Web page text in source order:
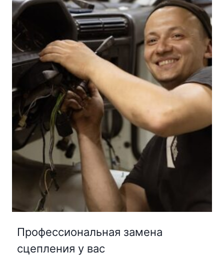
Профессиональная замена
сцепления у вас